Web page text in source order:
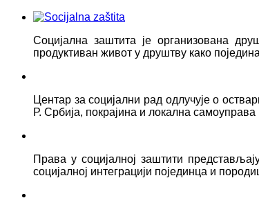
Социјална заштита је организована
продуктиван живот у друштву како
Центар за социјални рад одлучује о
Р. Србија, покрајина и локална
Права у социјалној заштити
социјалној интеграцији појединца и